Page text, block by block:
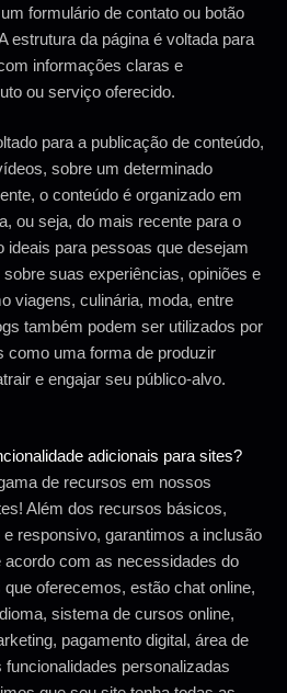
formulário de contato ou botão
estrutura da página é voltada para
informações claras e
ou serviço oferecido.
para a publicação de conteúdo,
sobre um determinado
o conteúdo é organizado em
ou seja, do mais recente para o
ideais para pessoas que desejam
suas experiências, opiniões e
viagens, culinária, moda, entre
também podem ser utilizados por
como uma forma de produzir
e engajar seu público-alvo.
adicionais para sites?
de recursos em nossos
Além dos recursos básicos,
responsivo, garantimos a inclusão
com as necessidades do
oferecemos, estão chat online,
sistema de cursos online,
pagamento digital, área de
personalizadas